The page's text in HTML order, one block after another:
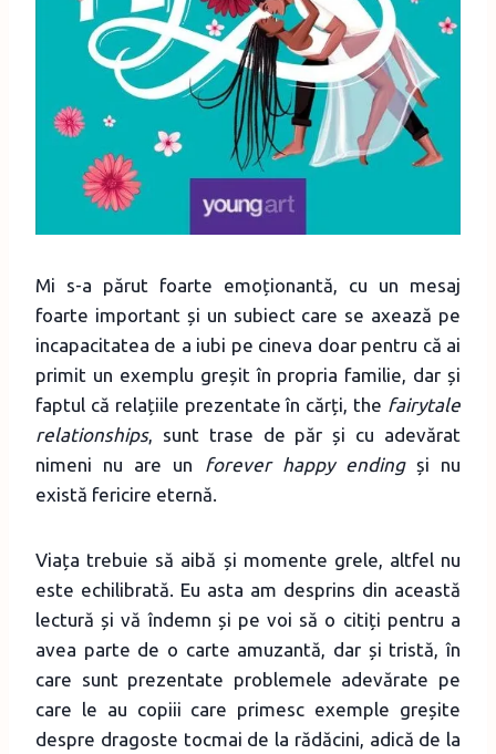
Mi s-a părut foarte emoționantă, cu un mesaj
foarte important și un subiect care se axează pe
incapacitatea de a iubi pe cineva doar pentru că ai
primit un exemplu greșit în propria familie, dar și
faptul că relațiile prezentate în cărți, the fairytale
relationships, sunt trase de păr și cu adevărat
nimeni nu are un forever happy endingși nu
există fericire eternă.
Viața trebuie să aibă și momente grele, altfel nu
este echilibrată. Eu asta am desprins din această
lectură și vă îndemn și pe voi să o citiți pentru a
avea parte de o carte amuzantă, dar și tristă, în
care sunt prezentate problemele adevărate pe
care le au copiii care primesc exemple greșite
despre dragoste tocmai de la rădăcini, adică de la